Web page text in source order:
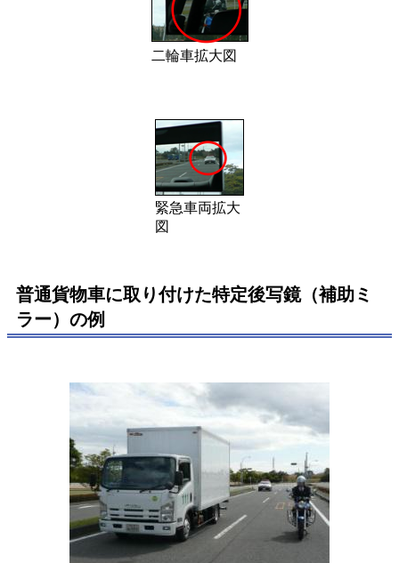
二輪車拡大図
緊急車両拡大
図
普通貨物車に取り付けた特定後写鏡（補助ミ
ラー）の例